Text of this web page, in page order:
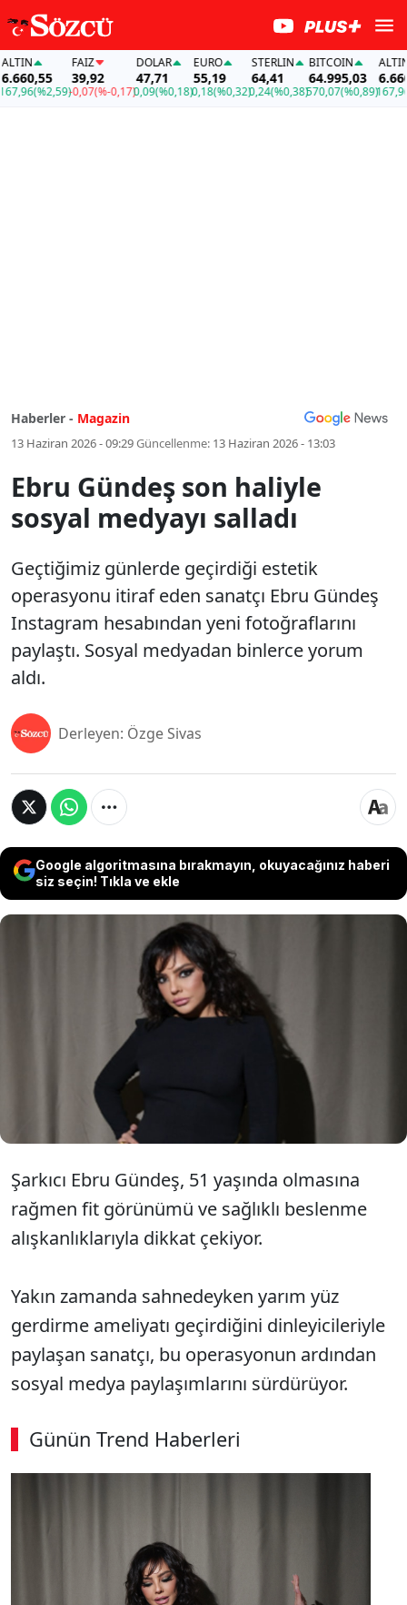
(%2,59)
39,92
-0,07(%-0,17)
DOLAR
47,71
0,09(%0,18)
EURO
55,19
0,18(%0,32)
STERLIN
64,41
0,24(%0,38)
BITCOIN
64.995,03
570,07(%0,89)
ALTIN
6.660,55
167,96
Haberler - Magazin
13 Haziran 2026 - 09:29Güncellenme: 13 Haziran 2026 - 13:03
Ebru Gündeş son haliyle
sosyal medyayı salladı
Geçtiğimiz günlerde geçirdiği estetik
operasyonu itiraf eden sanatçı Ebru Gündeş
Instagram hesabından yeni fotoğraflarını
paylaştı. Sosyal medyadan binlerce yorum
aldı.
Derleyen: Özge Sivas
Google algoritmasına bırakmayın, okuyacağınız haberi
siz seçin! Tıkla ve ekle
Geçtiğimiz günlerde geçirdiği estetik
operasyonu itiraf eden sanatçı Ebru
Gündeş Instagram hesabından yeni
fotoğraflarını paylaştı. Sosyal medyadan
binlerce yorum aldı.
Şarkıcı Ebru Gündeş, 51 yaşında olmasına
rağmen fit görünümü ve sağlıklı beslenme
alışkanlıklarıyla dikkat çekiyor.
Yakın zamanda sahnedeyken yarım yüz
gerdirme ameliyatı geçirdiğini dinleyicileriyle
paylaşan sanatçı, bu operasyonun ardından
sosyal medya paylaşımlarını sürdürüyor.
Günün Trend Haberleri
00:03 / 08:43